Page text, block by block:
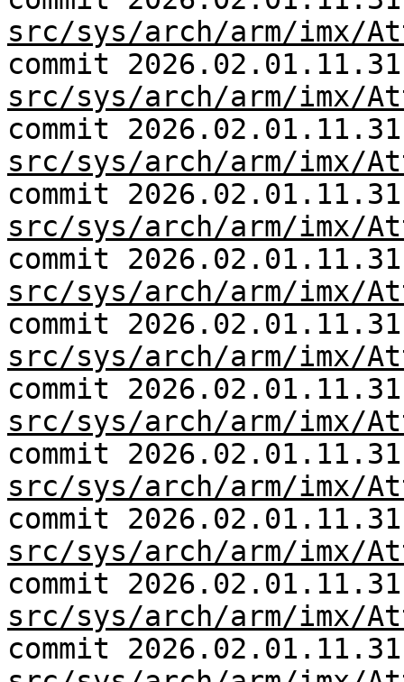
src/sys/arch/arm/imx/
commit
src/sys/arch/arm/imx/
commit
src/sys/arch/arm/imx/
commit
src/sys/arch/arm/imx/
commit
src/sys/arch/arm/imx/
commit
src/sys/arch/arm/imx/
commit
src/sys/arch/arm/imx/
commit
src/sys/arch/arm/imx/
commit
src/sys/arch/arm/imx/
commit
src/sys/arch/arm/imx/
commit